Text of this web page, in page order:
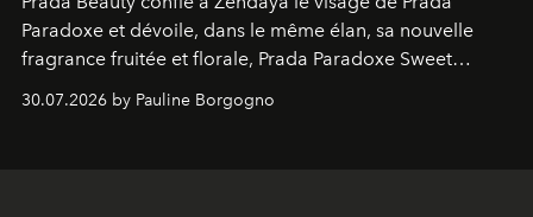
Paradoxe et dévoile, dans le même élan, sa nouvelle
fragrance fruitée et florale, Prada Paradoxe Sweet
30.07.2026 by Pauline Borgogno